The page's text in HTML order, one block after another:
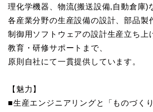
理化学機器、物流(搬送設備,自動倉庫)
各産業分野の生産設備の設計、部品製
制御用ソフトウェアの設計生産立ち上
教育・研修サポートまで、
原則自社にて一貫提供しています。
【魅力】
■生産エンジニアリングと「ものづくり